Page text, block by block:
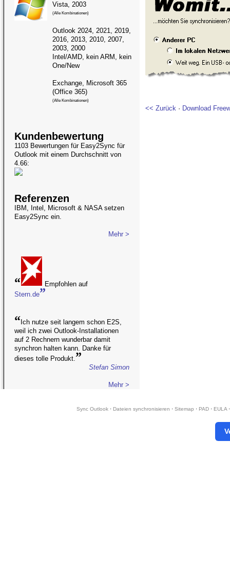
Vista, 2003
(Alle Kombinationen)
Outlook 2024, 2021, 2019,
2016, 2013, 2010, 2007,
2003, 2000
Intel/AMD, kein ARM, kein
One/New
Exchange, Microsoft 365
(Office 365)
(Alle Kombinationen)
Kundenbewertung
1103 Bewertungen für Easy2Sync für
Outlook mit einem Durchschnitt von
4.66:
Referenzen
IBM, Intel, Microsoft & NASA setzen
Easy2Sync ein.
Mehr >
“
Empfohlen auf
Stern.de”
“ Ich nutze seit langem schon E2S,
weil ich zwei Outlook-Installationen
auf 2 Rechnern wunderbar damit
synchron halten kann. Danke für
dieses tolle Produkt.”
Stefan Simon
Mehr >
<< Zurück · Download
Sync Outlook· Dateien synchronisieren · Sitemap · PAD· EULA